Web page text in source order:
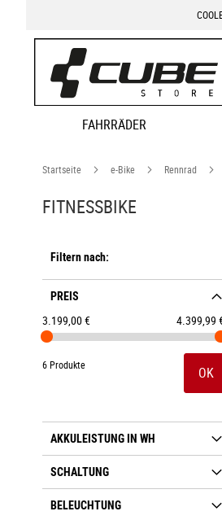
FAHRRÄDER
Startseite e-Bike Rennrad
FITNESSBIKE
Filtern nach:
PREIS
3.199,00 €
4.399,99
6 Produkte OK
AKKULEISTUNG IN WH
SCHALTUNG
BELEUCHTUNG